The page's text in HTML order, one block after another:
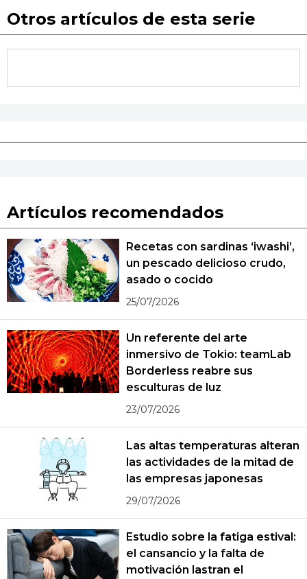
Otros artículos de esta serie
Artículos recomendados
Recetas con sardinas ‘iwashi’,
un pescado delicioso crudo,
asado o cocido
25/07/2026
Un referente del arte
inmersivo de Tokio: teamLab
Borderless reabre sus
esculturas de luz
23/07/2026
Las altas temperaturas alteran
las actividades de la mitad de
las empresas japonesas
29/07/2026
Estudio sobre la fatiga estival:
el cansancio y la falta de
motivación lastran el